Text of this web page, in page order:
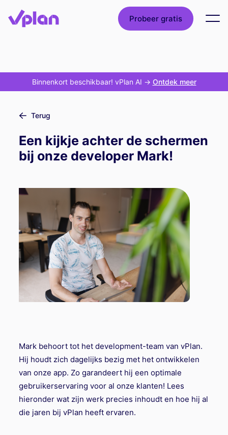
Probeer gratis
Binnenkort beschikbaar! vPlan AI -> Ontdek meer
Terug
Een kijkje achter de schermen
bij onze developer Mark!
Mark behoort tot het development-team van vPlan.
Hij houdt zich dagelijks bezig met het ontwikkelen
van onze app. Zo garandeert hij een optimale
gebruikerservaring voor al onze klanten! Lees
hieronder wat zijn werk precies inhoudt en hoe hij al
die jaren bij vPlan heeft ervaren.